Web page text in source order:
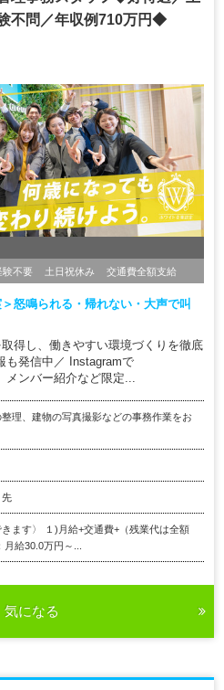
不問／年収例710万円◆
験不要 土日祝休み 交通費全額支給
怒鳴られる・帰れない・大声で叫
得し、働きやすい環境づくりを徹底
も発信中／ Instagramで
メンバー紹介など限定...
理、建物の写真撮影などの事務作業をお
先
きます〉 １)月給+交通費+（残業代は全額
給30.0万円～...
気になる